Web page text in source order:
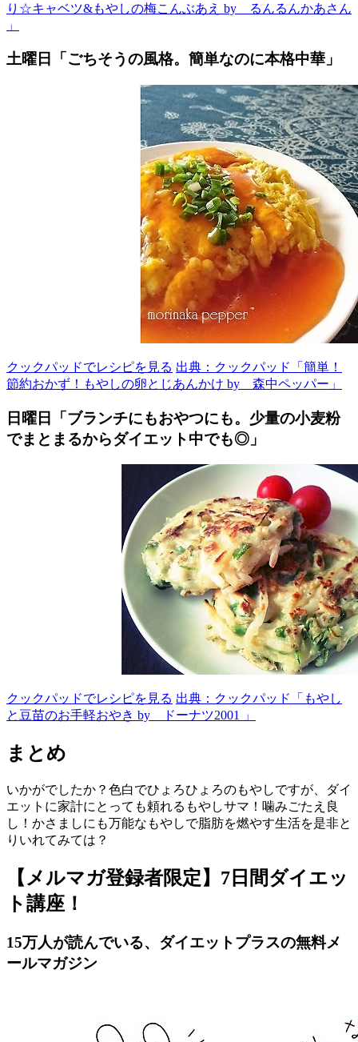
り☆キャベツ&もやしの梅こんぶあえ by るんるんかあさん
」
土曜日「ごちそうの風格。簡単なのに本格中華」
クックパッドでレシピを見る 出典：クックパッド「簡単！
節約おかず！もやしの卵とじあんかけ by 森中ペッパー」
日曜日「ブランチにもおやつにも。少量の小麦粉
でまとまるからダイエット中でも◎」
クックパッドでレシピを見る 出典：クックパッド「もやし
と豆苗のお手軽おやき by ドーナツ2001 」
まとめ
いかがでしたか？色白でひょろひょろのもやしですが、ダイ
エットに家計にとっても頼れるもやしサマ！噛みごたえ良
し！かさましにも万能なもやしで脂肪を燃やす生活を是非と
りいれてみては？
【メルマガ登録者限定】7日間ダイエッ
ト講座！
15万人が読んでいる、ダイエットプラスの無料メ
ールマガジン